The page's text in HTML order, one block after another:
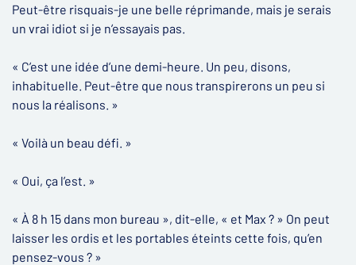
Peut-être risquais-je une belle réprimande, mais je serais
un vrai idiot si je n’essayais pas.
« C’est une idée d’une demi-heure. Un peu, disons,
inhabituelle. Peut-être que nous transpirerons un peu si
nous la réalisons. »
« Voilà un beau défi. »
« Oui, ça l’est. »
« À 8 h 15 dans mon bureau », dit-elle, « et Max ? » On peut
laisser les ordis et les portables éteints cette fois, qu’en
pensez-vous ? »